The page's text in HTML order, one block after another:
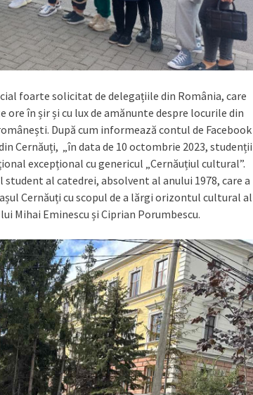
foarte solicitat de delegațiile din România, care
în șir și cu lux de amănunte despre locurile din
După cum informează contul de Facebook
Cernăuți, „în data de 10 octombrie 2023, studenții
excepțional cu genericul „Cernăuțiul cultural”.
al catedrei, absolvent al anului 1978, care a
Cernăuți cu scopul de a lărgi orizontul cultural al
Mihai Eminescu și Ciprian Porumbescu.